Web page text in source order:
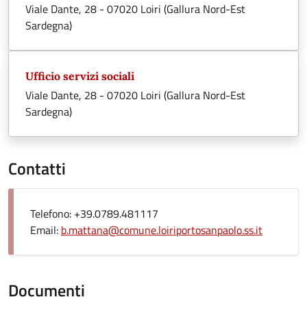
Viale Dante, 28 - 07020 Loiri (Gallura Nord-Est
Sardegna)
Ufficio servizi sociali
Viale Dante, 28 - 07020 Loiri (Gallura Nord-Est
Sardegna)
Contatti
Telefono: +39.0789.481117
Email: b.mattana@comune.loiriportosanpaolo.ss.it
Documenti